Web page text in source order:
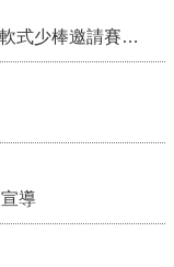
第二屆台灣火星人棒球大會暨U13全國軟式少棒邀請賽在苗栗舉辦
導